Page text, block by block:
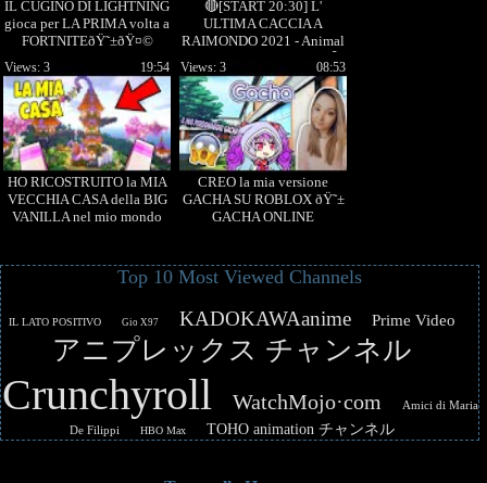
IL CUGINO DI LIGHTNING
gioca per LA PRIMA volta a
FORTNITEðŸ˜±ðŸ¤©
🔴[START 20:30] L'
ULTIMA CACCIA A
RAIMONDO 2021 - Animal
Crossing New Horizons 🔴
HO RICOSTRUITO la MIA
VECCHIA CASA della BIG
VANILLA nel mio mondo
19:54
Views: 3
CREO la mia versione
GACHA SU ROBLOX ðŸ˜±
GACHA ONLINE
08:53
Views: 3
Top 10 Most Viewed Channels
IL LATO POSITIVO Gio X97 KADOKAWAanime Prime Video
アニプレックス チャンネル
Crunchyroll WatchMojo·com
Amici di Maria
De Filippi
HBO Max TOHO animation チャンネル